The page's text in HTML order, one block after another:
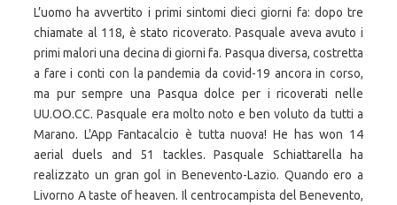
L’uomo ha avvertito i primi sintomi dieci giorni fa: dopo tre
chiamate al 118, è stato ricoverato. Pasquale aveva avuto i
primi malori una decina di giorni fa. Pasqua diversa, costretta
a fare i conti con la pandemia da covid-19 ancora in corso,
ma pur sempre una Pasqua dolce per i ricoverati nelle
UU.OO.CC. Pasquale era molto noto e ben voluto da tutti a
Marano. L'App Fantacalcio è tutta nuova! He has won 14
aerial duels and 51 tackles. Pasquale Schiattarella ha
realizzato un gran gol in Benevento-Lazio. Quando ero a
Livorno A taste of heaven. Il centrocampista del Benevento,